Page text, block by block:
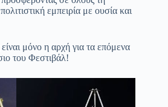
εμπειρία με ουσία και
μόνο η αρχή για τα επόμενα
του Φεστιβάλ!